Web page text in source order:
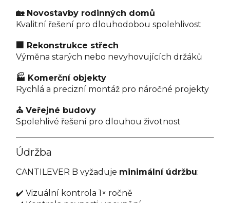
🏡 Novostavby rodinných domů
Kvalitní řešení pro dlouhodobou spolehlivost
🏢 Rekonstrukce střech
Výměna starých nebo nevyhovujících držáků
🏭 Komerční objekty
Rychlá a precizní montáž pro náročné projekty
⛪ Veřejné budovy
Spolehlivé řešení pro dlouhou životnost
Údržba
CANTILEVER B vyžaduje minimální údržbu:
✔️ Vizuální kontrola 1× ročně